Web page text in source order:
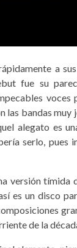
a
fue su
voces
las bandas muy
alegato es
serlo, pues
versión tímida
es un disco
de la